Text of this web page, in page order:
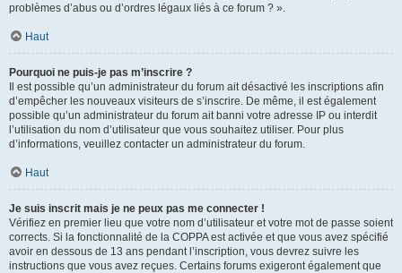
problèmes d’abus ou d’ordres légaux liés à ce forum ? ».
Haut
Pourquoi ne puis-je pas m’inscrire ?
Il est possible qu’un administrateur du forum ait désactivé les inscriptions afin
d’empêcher les nouveaux visiteurs de s’inscrire. De même, il est également
possible qu’un administrateur du forum ait banni votre adresse IP ou interdit
l’utilisation du nom d’utilisateur que vous souhaitez utiliser. Pour plus
d’informations, veuillez contacter un administrateur du forum.
Haut
Je suis inscrit mais je ne peux pas me connecter !
Vérifiez en premier lieu que votre nom d’utilisateur et votre mot de passe soient
corrects. Si la fonctionnalité de la COPPA est activée et que vous avez spécifié
avoir en dessous de 13 ans pendant l’inscription, vous devrez suivre les
instructions que vous avez reçues. Certains forums exigeront également que